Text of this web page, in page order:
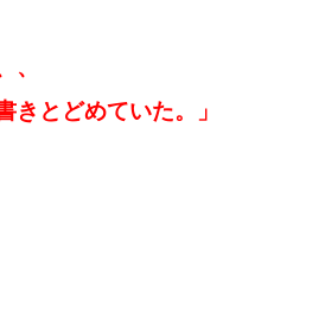
、
とどめていた。」